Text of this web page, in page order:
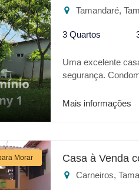
Tamandaré,
3 Quartos
Uma excelente
segurança.
com excelente
Mais informações
Morar Casa à Venda
Carneiros,